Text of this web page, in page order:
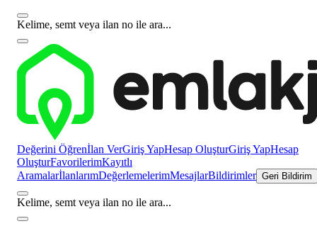
Kelime, semt veya ilan no ile ara...
Değerini Öğrenİlan VerGiriş YapHesap OluşturGiriş YapHesap
OluşturFavorilerimKayıtlı
AramalarİlanlarımDeğerlemelerimMesajlarBildirimler Geri Bildirim
Kelime, semt veya ilan no ile ara...